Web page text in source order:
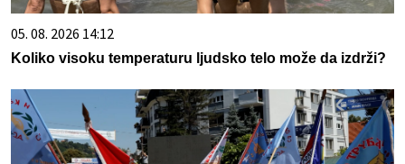
05. 08. 2026 14:12
Koliko visoku temperaturu ljudsko telo može da izdrži?